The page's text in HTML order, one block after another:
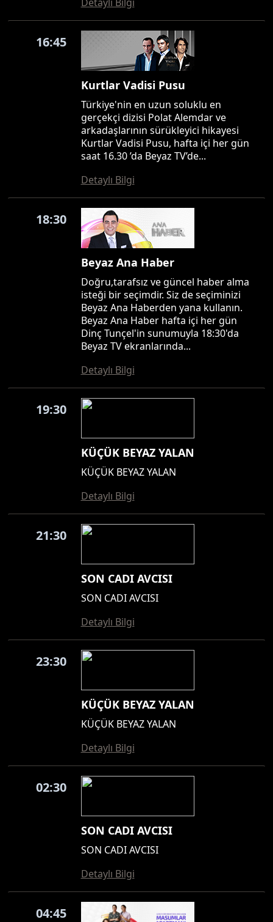
16:45
Kurtlar Vadisi Pusu
Türkiye'nin en uzun soluklu en
gerçekçi dizisi Polat Alemdar ve
arkadaşlarının sürükleyici hikayesi
Kurtlar Vadisi Pusu, hafta içi her gün
saat 16.30 ’da Beyaz TV’de...
Detaylı Bilgi
18:30
Beyaz Ana Haber
Doğru,tarafsız ve güncel haber alma
isteği bir seçimdir. Siz de seçiminizi
Beyaz Ana Haberden yana kullanın.
Beyaz Ana Haber hafta içi her gün
Dinç Tunçel'in sunumuyla 18:30'da
Beyaz TV ekranlarında...
Detaylı Bilgi
19:30
KÜÇÜK BEYAZ YALAN
KÜÇÜK BEYAZ YALAN
Detaylı Bilgi
21:30
SON CADI AVCISI
SON CADI AVCISI
Detaylı Bilgi
23:30
KÜÇÜK BEYAZ YALAN
KÜÇÜK BEYAZ YALAN
Detaylı Bilgi
02:30
SON CADI AVCISI
SON CADI AVCISI
Detaylı Bilgi
04:45